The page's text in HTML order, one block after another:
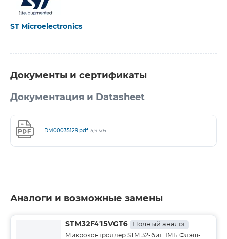
ST Microelectronics
Документы и сертификаты
Документация и Datasheet
DM00035129.pdf 5,9 мБ
Аналоги и возможные замены
STM32F415VGT6 Полный аналог
Микроконтроллер STM 32-бит 1МБ Флэш-